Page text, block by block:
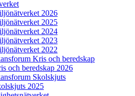
2026
2025
2024
2023
2022
Kris och beredskap
och beredskap 2026
Skolskjuts
2025